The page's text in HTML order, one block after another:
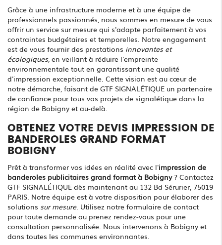
Grâce à une infrastructure moderne et à une équipe de
professionnels passionnés, nous sommes en mesure de vous
offrir un service sur mesure qui s'adapte parfaitement à vos
contraintes budgétaires et temporelles. Notre engagement
est de vous fournir des prestations innovantes et
écologiques, en veillant à réduire l'empreinte
environnementale tout en garantissant une qualité
d'impression exceptionnelle. Cette vision est au cœur de
notre démarche, faisant de GTF SIGNALÉTIQUE un partenaire
de confiance pour tous vos projets de signalétique dans la
région de Bobigny et au-delà.
OBTENEZ VOTRE DEVIS IMPRESSION DE
BANDEROLES GRAND FORMAT
BOBIGNY
Prêt à transformer vos idées en réalité avec l'impression de
banderoles publicitaires grand format à Bobigny? Contactez
GTF SIGNALÉTIQUE dès maintenant au 132 Bd Sérurier, 75019
PARIS. Notre équipe est à votre disposition pour élaborer des
solutions sur mesure. Utilisez notre formulaire de contact
pour toute demande ou prenez rendez-vous pour une
consultation personnalisée. Nous intervenons à Bobigny et
dans toutes les communes environnantes.